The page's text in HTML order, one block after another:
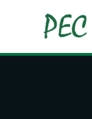
inhoud